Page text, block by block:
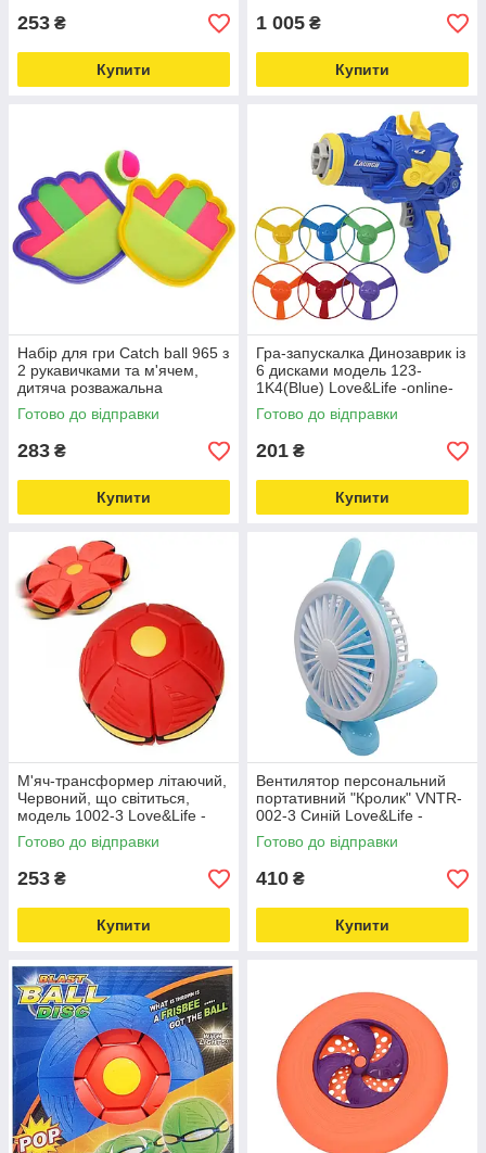
253 ₴
Купити
1 005 ₴
Купити
Набір для гри Catch ball 965 з
2 рукавичками та м'ячем,
дитяча розважальна
Love&Life -online-multimarket-
Готово до відправки
283 ₴
Купити
Гра-запускалка Динозаврик із
6 дисками модель 123-
1K4(Blue) Love&Life -online-
multimarket-
Готово до відправки
201 ₴
Купити
М'яч-трансформер літаючий,
Червоний, що світиться,
модель 1002-3 Love&Life -
online-multimarket-
Готово до відправки
253 ₴
Купити
Вентилятор персональний
портативний "Кролик" VNTR-
002-3 Синій Love&Life -
online-multimarket-
Готово до відправки
410 ₴
Купити